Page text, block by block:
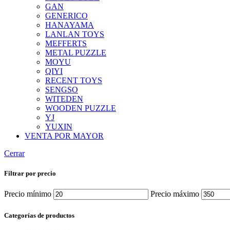
GAN
GENERICO
HANAYAMA
LANLAN TOYS
MEFFERTS
METAL PUZZLE
MOYU
QIYI
RECENT TOYS
SENGSO
WITEDEN
WOODEN PUZZLE
YJ
YUXIN
VENTA POR MAYOR
Cerrar
Filtrar por precio
Precio mínimo Precio máximo
Categorías de productos